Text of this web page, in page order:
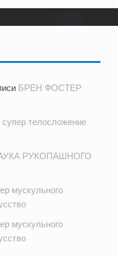
БРЕН ФОСТЕР
телосложение
РУКОПАШНОГО
мускульного
мускульного